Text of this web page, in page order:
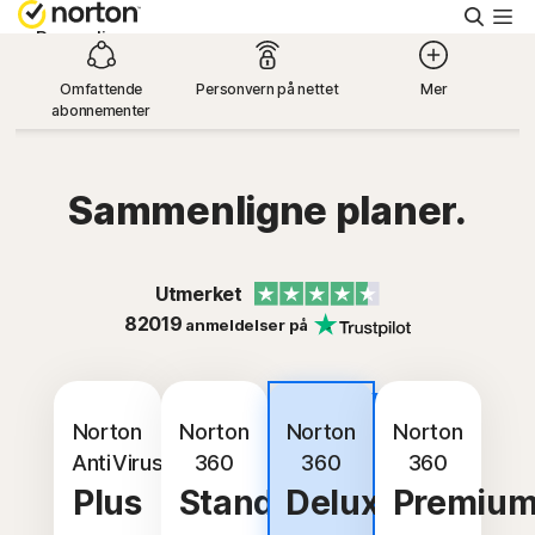
Søk
Personlig
Small Business
Brukerstøtte
Logg på
Omfattende
abonnementer
Personvern på nettet Mer
Sammenligne planer.
Utmerket
82019 anmeldelser på
Norton
AntiVirus
Plus
Norton
360
Standard
avtale
Norton
360
Deluxe
Norton
360